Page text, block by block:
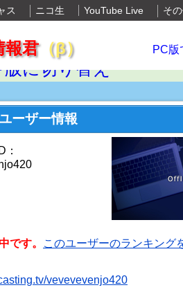
ス ニコ生 YouTube Live そ
報君（β） PC版
版に切り替え
ーザー情報
：
です。 このユーザーのランキング
vevevevenjo420